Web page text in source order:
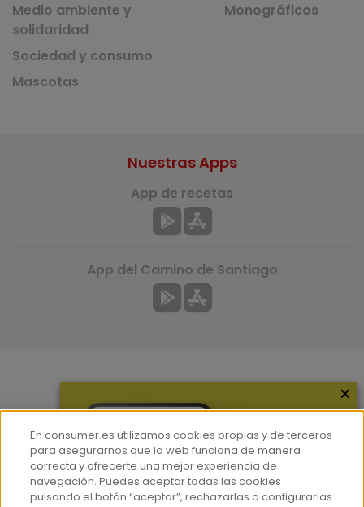
Medio ambiente y
solidaridad
Sociedad y consumo
Mascotas
Monográficos
Hemeroteca
Contacto
Prensa
Nuestras Apps
App de recetas
App del Camino de Santiago
×
En consumer.es utilizamos cookies propias y de terceros
para asegurarnos que la web funciona de manera
correcta y ofrecerte una mejor experiencia de
navegación. Puedes aceptar todas las cookies
pulsando el botón “aceptar”, rechazarlas o configurarlas